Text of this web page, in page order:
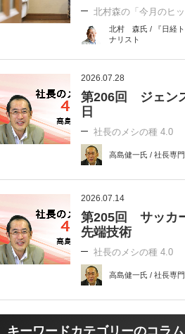
北村森の「今月のヒッ
北村 森氏 / 『日経ト
ナリスト
2026.07.28
第206回 ジェン
日
社長のメシの種 4.0
高島健一氏 / 社長専
2026.07.14
第205回 サッカ
先端技術
社長のメシの種 4.0
高島健一氏 / 社長専